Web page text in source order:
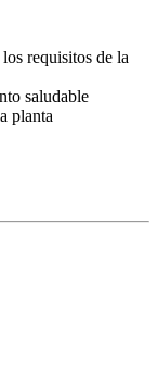
requisitos de la
saludable
planta